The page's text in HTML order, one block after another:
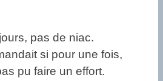
pas de niac.
si pour une fois,
pu faire un effort.